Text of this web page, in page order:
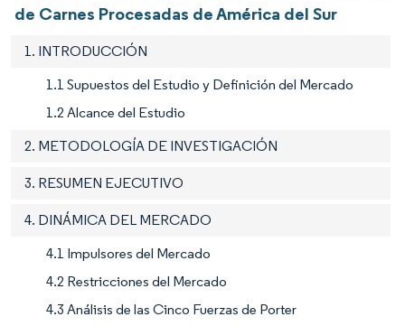
de Carnes Procesadas de América del Sur
1. INTRODUCCIÓN
1.1 Supuestos del Estudio y Definición del Mercado
1.2 Alcance del Estudio
2. METODOLOGÍA DE INVESTIGACIÓN
3. RESUMEN EJECUTIVO
4. DINÁMICA DEL MERCADO
4.1 Impulsores del Mercado
4.2 Restricciones del Mercado
4.3 Análisis de las Cinco Fuerzas de Porter